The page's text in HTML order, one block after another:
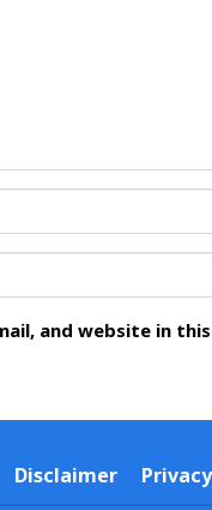
and website in
Disclaimer